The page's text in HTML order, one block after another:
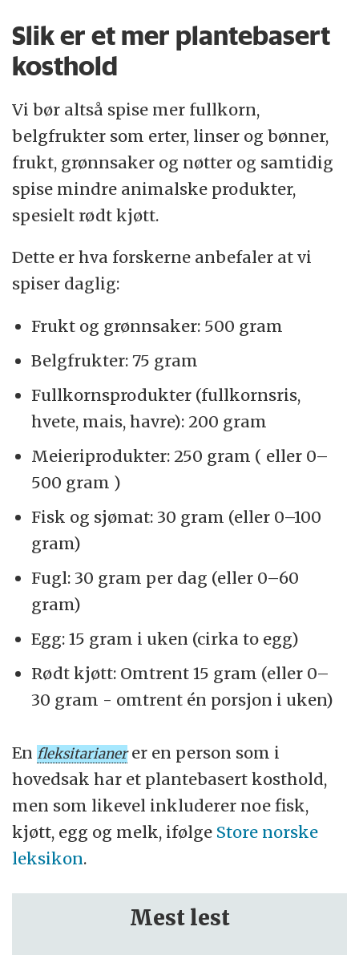
akademia til å samarbeide for en sunnere
og mer bærekraftig matindustri.
Har som mål å enes om bærekraftige
løsninger basert på forskning, kommersiell
lønnsomhet og politisk vilje.
(Kilde: NTB)
Slik er et mer plantebasert
kosthold
Vi bør altså spise mer fullkorn,
belgfrukter som erter, linser og bønner,
frukt, grønnsaker og nøtter og samtidig
spise mindre animalske produkter,
spesielt rødt kjøtt.
Dette er hva forskerne anbefaler at vi
spiser daglig:
Frukt og grønnsaker: 500 gram
Belgfrukter: 75 gram
Fullkornsprodukter (fullkornsris,
hvete, mais, havre): 200 gram
Meieriprodukter: 250 gram ( eller 0–
500 gram )
Fisk og sjømat: 30 gram (eller 0–100
gram)
Fugl: 30 gram per dag (eller 0–60
gram)
Egg: 15 gram i uken (cirka to egg)
Rødt kjøtt: Omtrent 15 gram (eller 0–
30 gram - omtrent én porsjon i uken)
Enfleksitarianerer en person som i
hovedsak har et plantebasert kosthold,
men som likevel inkluderer noe fisk,
kjøtt, egg og melk, ifølge Store norske
leksikon.
Mest lest